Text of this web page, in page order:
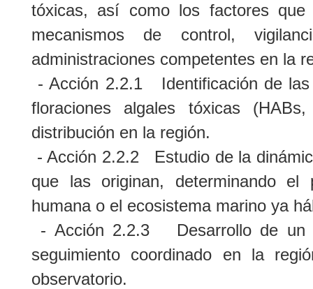
tóxicas, así como los factores que
mecanismos de control,
administraciones competentes en la
- Acción 2.2.1 Identificación de las
floraciones algales tóxicas
distribución en la región.
- Acción 2.2.2 Estudio de la
que las originan, determinando
humana o el ecosistema marino ya
- Acción 2.2.3 Desarrollo de un
seguimiento coordinado en la
observatorio.